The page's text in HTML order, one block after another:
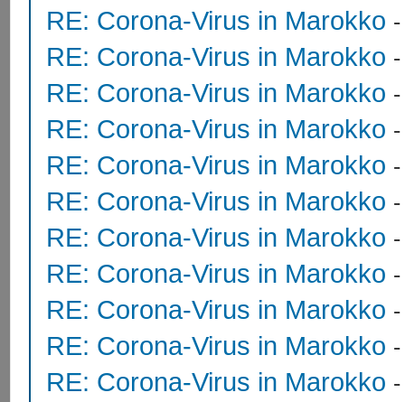
RE: Corona-Virus in Marokko
RE: Corona-Virus in Marokko
RE: Corona-Virus in Marokko
RE: Corona-Virus in Marokko
RE: Corona-Virus in Marokko
RE: Corona-Virus in Marokko
RE: Corona-Virus in Marokko
RE: Corona-Virus in Marokko
RE: Corona-Virus in Marokko
RE: Corona-Virus in Marokko
RE: Corona-Virus in Marokko